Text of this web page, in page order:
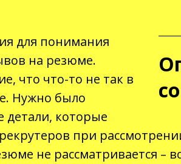
для понимания
на резюме.
что что-то не так в
Нужно было
детали, которые
при
не рассматривается –